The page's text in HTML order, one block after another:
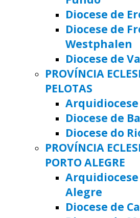
Diocese de
Diocese de
Westphalen
Diocese de
PROVÍNCIA
PELOTAS
Diocese de
Diocese do
PROVÍNCIA
PORTO ALEGRE
Alegre
Diocese de